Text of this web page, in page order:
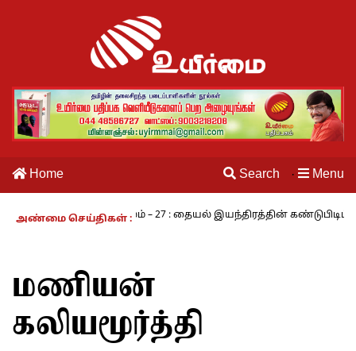
Home Search · Menu
அண்மை செய்திகள் :
வாழும் காலம் – 27 : தையல் இயந்திரத்தின் கண்டுபிடிப்பாளர் யார்? -
மணியன்
கலியமூர்த்தி